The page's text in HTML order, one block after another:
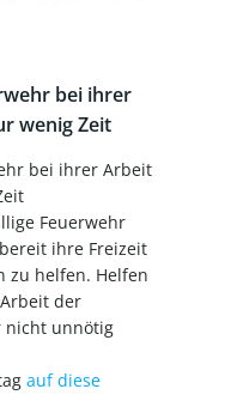
bei ihrer
wenig Zeit
bei ihrer Arbeit
Feuerwehr
ihre Freizeit
zu helfen. Helfen
der
nicht unnötig
auf diese